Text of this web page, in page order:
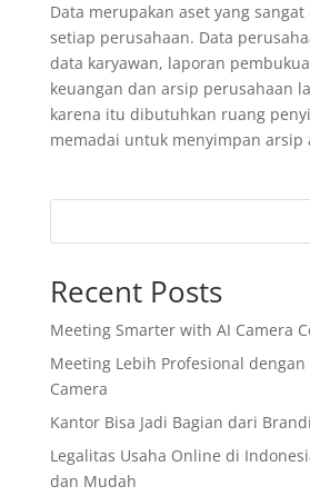
Data merupakan aset yang
setiap perusahaan. Data
data karyawan, laporan
keuangan dan arsip perusahaan
karena itu dibutuhkan ruang
memadai untuk menyimpan arsip
Recent Posts
Meeting Smarter with AI Camera
Meeting Lebih Profesional dengan
Camera
Kantor Bisa Jadi Bagian dari
Legalitas Usaha Online di
dan Mudah